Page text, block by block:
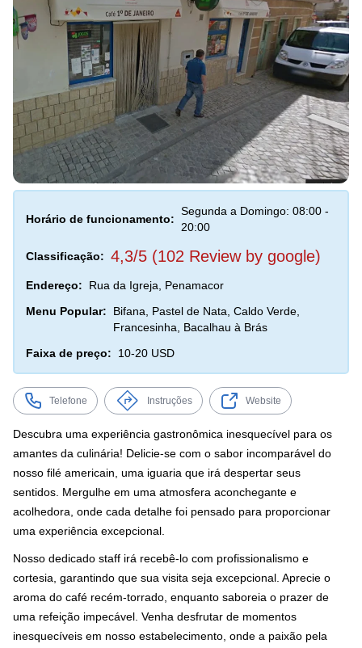
Horário de funcionamento:
Segunda a Domingo: 08:00 -
20:00
Classificação: 4,3/5 (102 Review by google)
Endereço:
Rua da Igreja, Penamacor
Menu Popular:
Bifana, Pastel de Nata, Caldo Verde,
Francesinha, Bacalhau à Brás
Faixa de preço:
10-20 USD
Telefone Instruções Website
Descubra uma experiência gastronômica inesquecível para os
amantes da culinária! Delicie-se com o sabor incomparável do
nosso filé americain, uma iguaria que irá despertar seus
sentidos. Mergulhe em uma atmosfera aconchegante e
acolhedora, onde cada detalhe foi pensado para proporcionar
uma experiência excepcional.
Nosso dedicado staff irá recebê-lo com profissionalismo e
cortesia, garantindo que sua visita seja excepcional. Aprecie o
aroma do café recém-torrado, enquanto saboreia o prazer de
uma refeição impecável. Venha desfrutar de momentos
inesquecíveis em nosso estabelecimento, onde a paixão pela